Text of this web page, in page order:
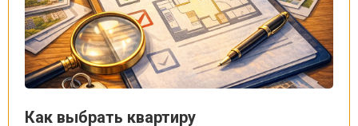
Как выбрать квартиру